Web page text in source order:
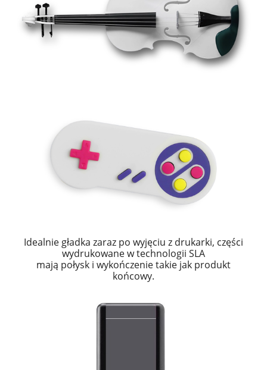
Idealnie gładka zaraz po wyjęciu z drukarki, części
wydrukowane w technologii SLA
mają połysk i wykończenie takie jak produkt
końcowy.